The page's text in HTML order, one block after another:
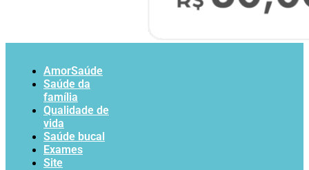
AmorSaúde
Saúde da
família
Qualidade de
vida
Saúde bucal
Exames
Site